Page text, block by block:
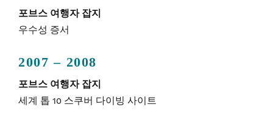
포브스 여행자 잡지
우수성 증서
2007 – 2008
포브스 여행자 잡지
세계 톱 10 스쿠버 다이빙 사이트